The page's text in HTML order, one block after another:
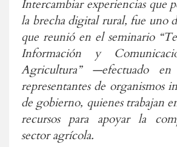
Intercambiar experiencias que
la brecha digital rural, fue uno
que reunió en el seminario
Información y
Agricultura” —efectuado
representantes de organismos
de gobierno, quienes trabajan
recursos para apoyar la
sector agrícola.